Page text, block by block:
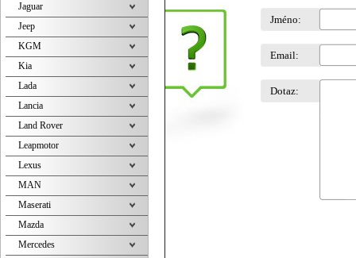
Jméno:
Email:
Dotaz:
Jaguar
Jeep
KGM
Kia
Lada
Lancia
Land Rover
Leapmotor
Lexus
MAN
Maserati
Mazda
Mercedes